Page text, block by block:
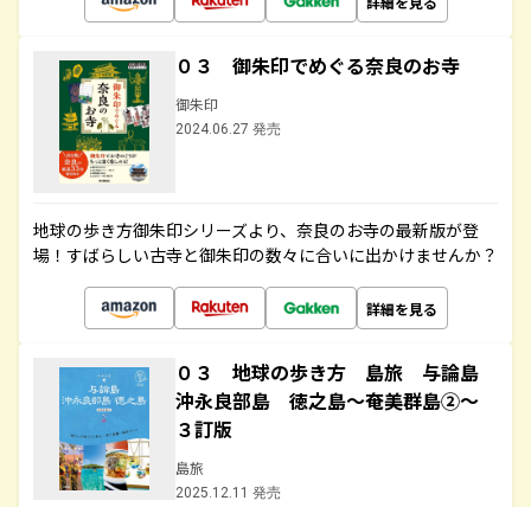
０３ 御朱印でめぐる奈良のお寺
御朱印
2024.06.27 発売
地球の歩き方御朱印シリーズより、奈良のお寺の最新版が登
場！すばらしい古寺と御朱印の数々に合いに出かけませんか？
詳細を見る
０３ 地球の歩き方 島旅 与論島
沖永良部島 徳之島～奄美群島②～
３訂版
島旅
2025.12.11 発売